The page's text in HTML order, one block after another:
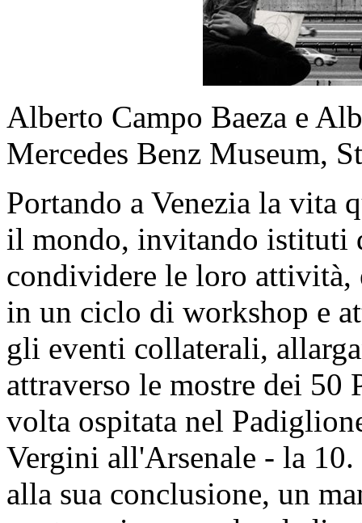
Alberto Campo Baeza e
Mercedes Benz Museum,
Portando a Venezia la vita
il mondo, invitando istituti
condividere le loro attività,
in un ciclo di workshop e
gli eventi collaterali,
attraverso le mostre dei
volta ospitata nel
Vergini all'Arsenale - la
alla sua conclusione, un